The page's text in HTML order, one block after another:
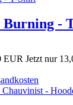
-
EUR Jetzt nur